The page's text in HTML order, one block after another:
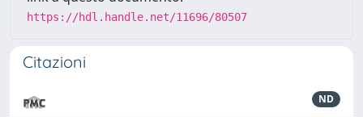
https://hdl.handle.net/11696/80507
Citazioni
ND